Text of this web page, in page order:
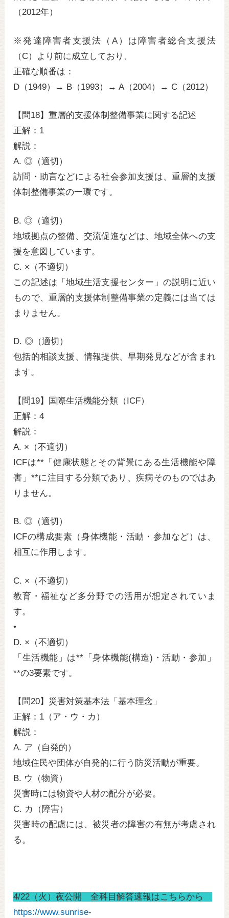
（2012年）
※発達障害者支援法（A）は障害者総合支援法
（C）より前に成立しており、
正確な順番は：
D（1949）→ B（1993）→ A（2004）→ C（2012）
【問18】重層的支援体制整備事業に関する記述
正解：1
解説：
A. ◎（適切）
訪問・助言などによる社会参加支援は、重層的支援
体制整備事業の一環です。
B. ◎（適切）
地域拠点の整備、交流促進などは、地域全体への支
援を意図しています。
C. ×（不適切）
この記述は「地域生活支援センター」の説明に近い
もので、重層的支援体制整備事業の定義には当ては
まりません。
D. ◎（適切）
包括的相談支援、情報提供、早期発見などが含まれ
ます。
【問19】国際生活機能分類（ICF）
正解：4
解説：
A. ×（不適切）
ICFは**「健康状態とその背景にある生活機能や障
害」**に注目する分類であり、疾病そのものではあ
りません。
B. ◎（適切）
ICFの構成要素（身体機能・活動・参加など）は、
相互に作用します。
C. ×（不適切）
教育・福祉など多分野での活用が想定されていま
す。
•
D. ×（不適切）
「生活機能」は**「身体機能(構造)・活動・参加」
**の3要素です。
【問20】災害対策基本法「基本理念」
正解：1（ア・ウ・カ）
解説：
A. ア（自発的）
地域住民や団体が自発的に行う防災活動が重要。
B. ウ（物資）
災害時には物資や人材の配分が必要。
C. カ（障害）
災害時の配慮には、被災者の障害の有無が考慮され
る。
4/22（火）夜公開 全科目解答速報はこちらから
https://www.sunrise-